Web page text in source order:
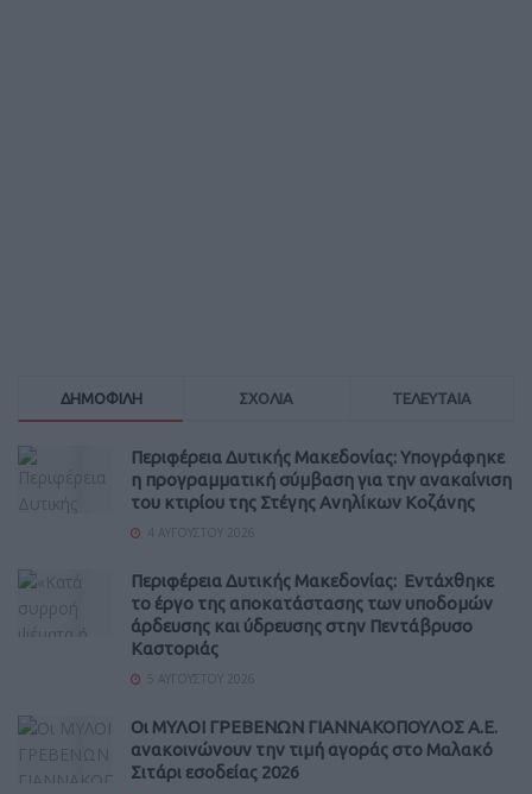
ΔΗΜΟΦΙΛΗ ΣΧΟΛΙΑ ΤΕΛΕΥΤΑΙΑ
Περιφέρεια Δυτικής Μακεδονίας: Υπογράφηκε
η προγραμματική σύμβαση για την ανακαίνιση
του κτιρίου της Στέγης Ανηλίκων Κοζάνης
Περιφέρεια Δυτικής Μακεδονίας: Εντάχθηκε
το έργο της αποκατάστασης των υποδομών
άρδευσης και ύδρευσης στην Πεντάβρυσο
Καστοριάς
Οι ΜΥΛΟΙ ΓΡΕΒΕΝΩΝ ΓΙΑΝΝΑΚΟΠΟΥΛΟΣ Α.Ε.
ανακοινώνουν την τιμή αγοράς στο Μαλακό
Σιτάρι εσοδείας 2026